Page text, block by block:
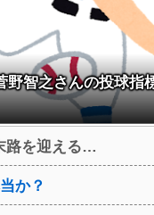
野智之さんの投球指
路を迎える…
か？